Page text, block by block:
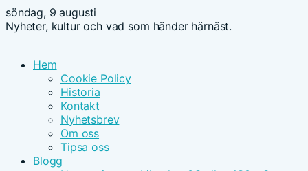
söndag, 9 augusti
Nyheter, kultur och vad som händer härnäst.
Hem
Cookie Policy
Historia
Kontakt
Nyhetsbrev
Om oss
Tipsa oss
Blogg